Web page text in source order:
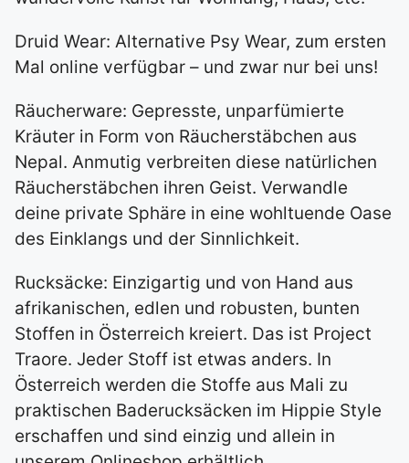
Druid Wear: Alternative Psy Wear, zum ersten
Mal online verfügbar – und zwar nur bei uns!
Räucherware: Gepresste, unparfümierte
Kräuter in Form von Räucherstäbchen aus
Nepal. Anmutig verbreiten diese natürlichen
Räucherstäbchen ihren Geist. Verwandle
deine private Sphäre in eine wohltuende Oase
des Einklangs und der Sinnlichkeit.
Rucksäcke: Einzigartig und von Hand aus
afrikanischen, edlen und robusten, bunten
Stoffen in Österreich kreiert. Das ist Project
Traore. Jeder Stoff ist etwas anders. In
Österreich werden die Stoffe aus Mali zu
praktischen Baderucksäcken im Hippie Style
erschaffen und sind einzig und allein in